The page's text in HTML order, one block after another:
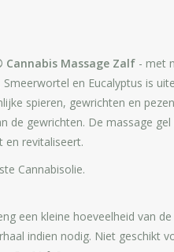
Cannabis Massage Zalf- met
Smeerwortel en Eucalyptus is
spieren, gewrichten en
de gewrichten. De massage
en revitaliseert.
Cannabisolie.
een kleine hoeveelheid van
indien nodig. Niet geschikt